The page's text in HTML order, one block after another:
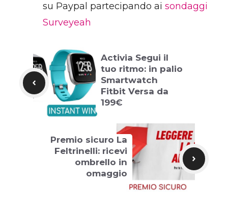
su Paypal partecipando ai sondaggi
Surveyeah
Activia Segui il
tuo ritmo: in palio
Smartwatch
Fitbit Versa da
199€
Premio sicuro La
Feltrinelli: ricevi
ombrello in
omaggio